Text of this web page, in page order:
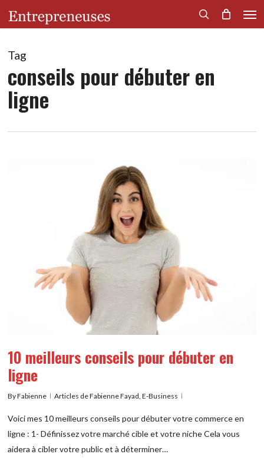
content
search
Tag
conseils pour débuter en
ligne
10 meilleurs conseils pour débuter en
ligne
ByFabienne Articles de Fabienne Fayad ,E-Business
Voici mes 10 meilleurs conseils pour débuter votre commerce en
ligne : 1- Définissez votre marché cible et votre niche Cela vous
aidera à cibler votre public et à déterminer…